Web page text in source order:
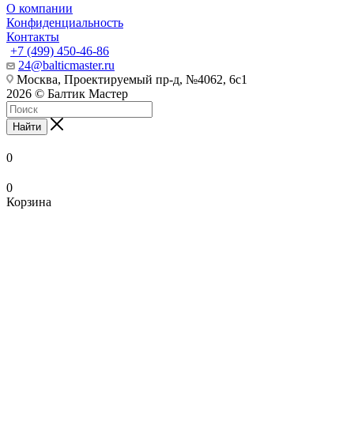
О компании
Конфиденциальность
Контакты
+7 (499) 450-46-86
24@balticmaster.ru
Москва, Проектируемый пр-д, №4062, 6с1
2026 © Балтик Мастер
Найти
0
0
Корзина